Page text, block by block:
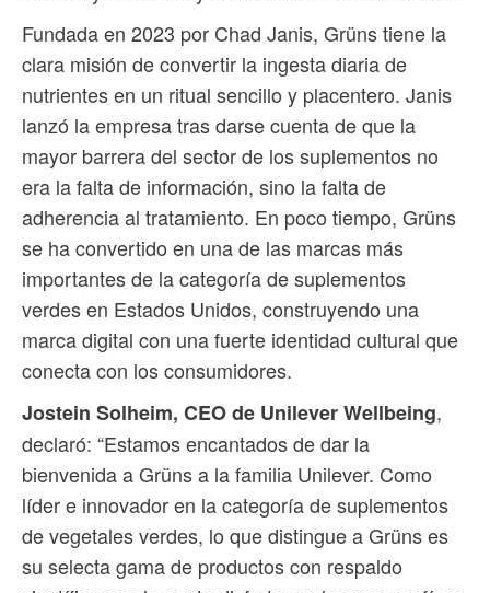
Fundada en 2023 por Chad Janis, Grüns tiene la
clara misión de convertir la ingesta diaria de
nutrientes en un ritual sencillo y placentero. Janis
lanzó la empresa tras darse cuenta de que la
mayor barrera del sector de los suplementos no
era la falta de información, sino la falta de
adherencia al tratamiento. En poco tiempo, Grüns
se ha convertido en una de las marcas más
importantes de la categoría de suplementos
verdes en Estados Unidos, construyendo una
marca digital con una fuerte identidad cultural que
conecta con los consumidores.
Jostein Solheim, CEO de Unilever Wellbeing,
declaró: “Estamos encantados de dar la
bienvenida a Grüns a la familia Unilever. Como
líder e innovador en la categoría de suplementos
de vegetales verdes, lo que distingue a Grüns es
su selecta gama de productos con respaldo